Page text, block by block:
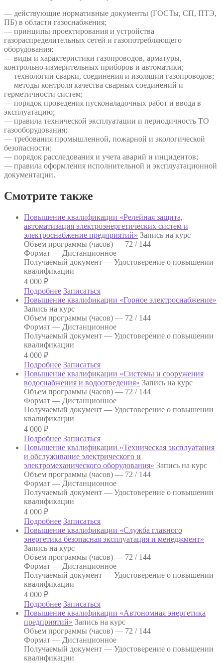
— действующие нормативные документы (ГОСТы, СП, ПТЭ,
ПБ) в области газоснабжения;
— принципы проектирования и устройства
газораспределительных сетей и газопотребляющего
оборудования;
— виды и характеристики газопроводов, арматуры,
контрольно-измерительных приборов и автоматики;
— технологии сварки, соединения и изоляции газопроводов;
— методы контроля качества сварных соединений и
герметичности систем;
— порядок проведения пусконаладочных работ и ввода в
эксплуатацию;
— правила технической эксплуатации и периодичность ТО
газооборудования;
— требования промышленной, пожарной и экологической
безопасности;
— порядок расследования и учета аварий и инцидентов;
— правила оформления исполнительной и эксплуатационной
документации.
Смотрите также
Повышение квалификации «Релейная защита,
автоматизация электроэнергетических систем и
электроснабжение предприятий» Запись на курс
Объем программы (часов) — 72 / 144
Формат — Дистанционное
Получаемый документ — Удостоверение о повышении
квалификации
4 000 ₽
Подробнее Записаться
Повышение квалификации «Горное электроснабжение»
Запись на курс
Объем программы (часов) — 72 / 144
Формат — Дистанционное
Получаемый документ — Удостоверение о повышении
квалификации
4 000 ₽
Подробнее Записаться
Повышение квалификации «Системы и сооружения
водоснабжения и водоотведения» Запись на курс
Объем программы (часов) — 72 / 144
Формат — Дистанционное
Получаемый документ — Удостоверение о повышении
квалификации
4 000 ₽
Подробнее Записаться
Повышение квалификации «Техническая эксплуатация
и обслуживание электрического и
электромеханического оборудования» Запись на курс
Объем программы (часов) — 72 / 144
Формат — Дистанционное
Получаемый документ — Удостоверение о повышении
квалификации
4 000 ₽
Подробнее Записаться
Повышение квалификации «Служба главного
энергетика безопасная эксплуатация и менеджмент»
Запись на курс
Объем программы (часов) — 72 / 144
Формат — Дистанционное
Получаемый документ — Удостоверение о повышении
квалификации
4 000 ₽
Подробнее Записаться
Повышение квалификации «Автономная энергетика
предприятий» Запись на курс
Объем программы (часов) — 72 / 144
Формат — Дистанционное
Получаемый документ — Удостоверение о повышении
квалификации